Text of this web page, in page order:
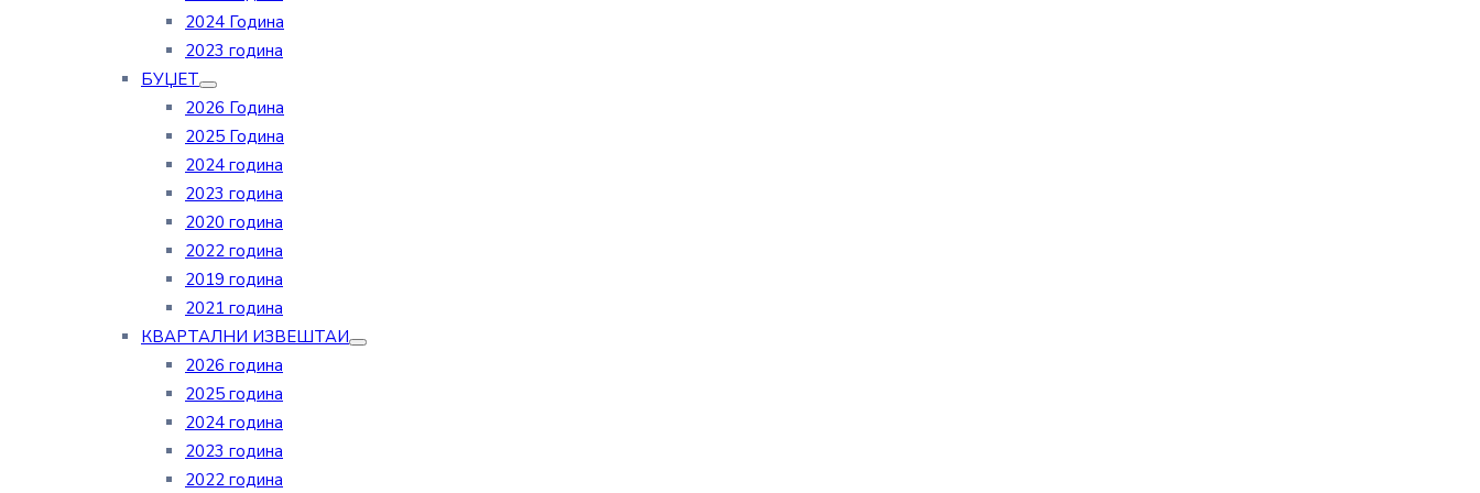
2024 Година
2023 година
БУЏЕТ
2026 Година
2025 Година
2024 година
2023 година
2020 година
2022 година
2019 година
2021 година
КВАРТАЛНИ ИЗВЕШТАИ
2026 година
2025 година
2024 година
2023 година
2022 година